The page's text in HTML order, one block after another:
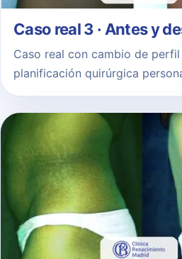
Caso real 3 · Antes y
Caso real con cambio de
planificación quirúrgica